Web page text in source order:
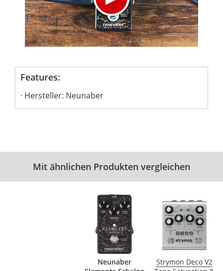
Features:
Hersteller: Neunaber
Mit ähnlichen Produkten vergleichen
Neunaber
Strymon Deco V2